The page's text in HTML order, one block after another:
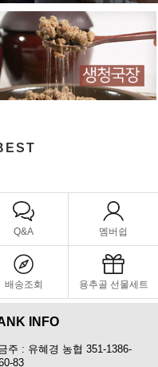
Q&A 멤버쉽
배송조회 용추골 선물세트
INFO
주 : 유혜경 농협 351-1386-
83